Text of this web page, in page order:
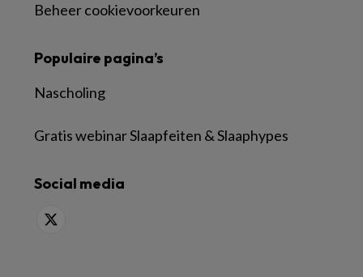
Beheer cookievoorkeuren
Populaire pagina’s
Nascholing
Gratis webinar Slaapfeiten & Slaaphypes
Social media